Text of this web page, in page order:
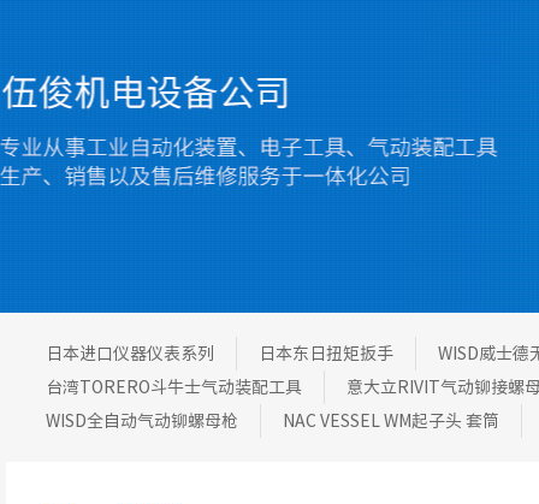
日本进口仪器仪表系列 日本东日扭矩扳手
WISD威士德
台湾TORERO斗牛士气动装配工具
意大立RIVIT气动铆接螺
WISD全自动气动铆螺母枪
NAC VESSEL WM起子头 套筒